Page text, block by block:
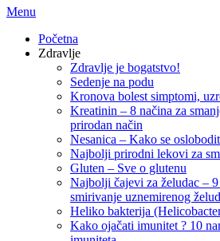
Menu
Početna
Zdravlje
Zdravlje je bogatstvo!
Sedenje na podu
Kronova bolest simptomi,
Kreatinin – 8 načina za
prirodan način
Nesanica – Kako se
Najbolji prirodni lekovi za
Gluten – Sve o glutenu
Najbolji čajevi za želudac –
smirivanje uznemirenog
Heliko bakterija
Kako ojačati imunitet ? 10